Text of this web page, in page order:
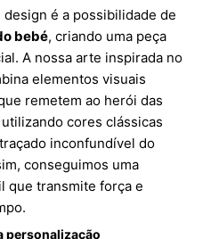
é a possibilidade de
bebé, criando uma peça
A nossa arte inspirada no
elementos visuais
remetem ao herói das
cores clássicas
inconfundível do
conseguimos uma
que transmite força e
personalização